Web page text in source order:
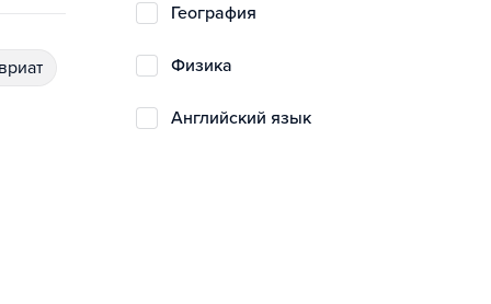
география
физика
английский язык